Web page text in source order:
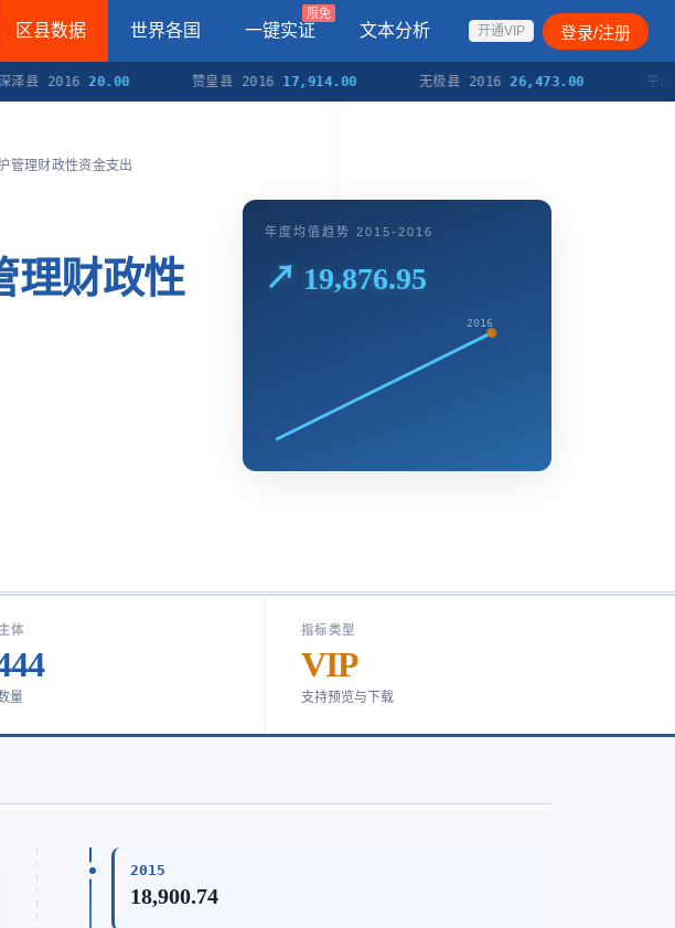
区县数据 世界各国 一键实证
限免
文本分析 开通VIP 登录/注册
2016 20.00 赞皇县 2016 17,914.00 无极县 2016 26,473.00 平山县
管理财政性资金支出
理财政性
年度均值趋势 2015-2016
↗ 19,876.95
2016
体
量
指标类型
VIP
支持预览与下载
2015
18,900.74